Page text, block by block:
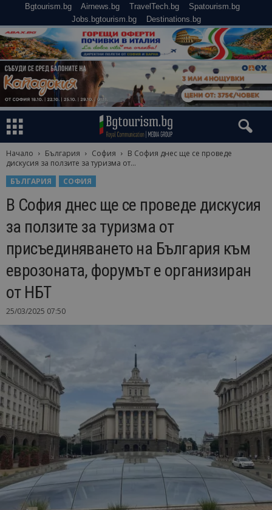
Bgtourism.bg Airnews.bg TravelTech.bg
Spatourism.bg
Jobs.bgtourism.bg
Destinations.bg
Начало България София
В София днес ще се проведе
дискусия за ползите за туризма от...
БЪЛГАРИЯ
СОФИЯ
В София днес ще се проведе дискусия
за ползите за туризма от
присъединяването на България към
еврозоната, форумът е организиран
от НБТ
25/03/2025 07:50